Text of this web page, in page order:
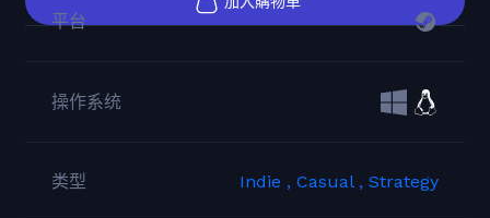
平台
操作系统
类型 Indie , Casual , Strategy